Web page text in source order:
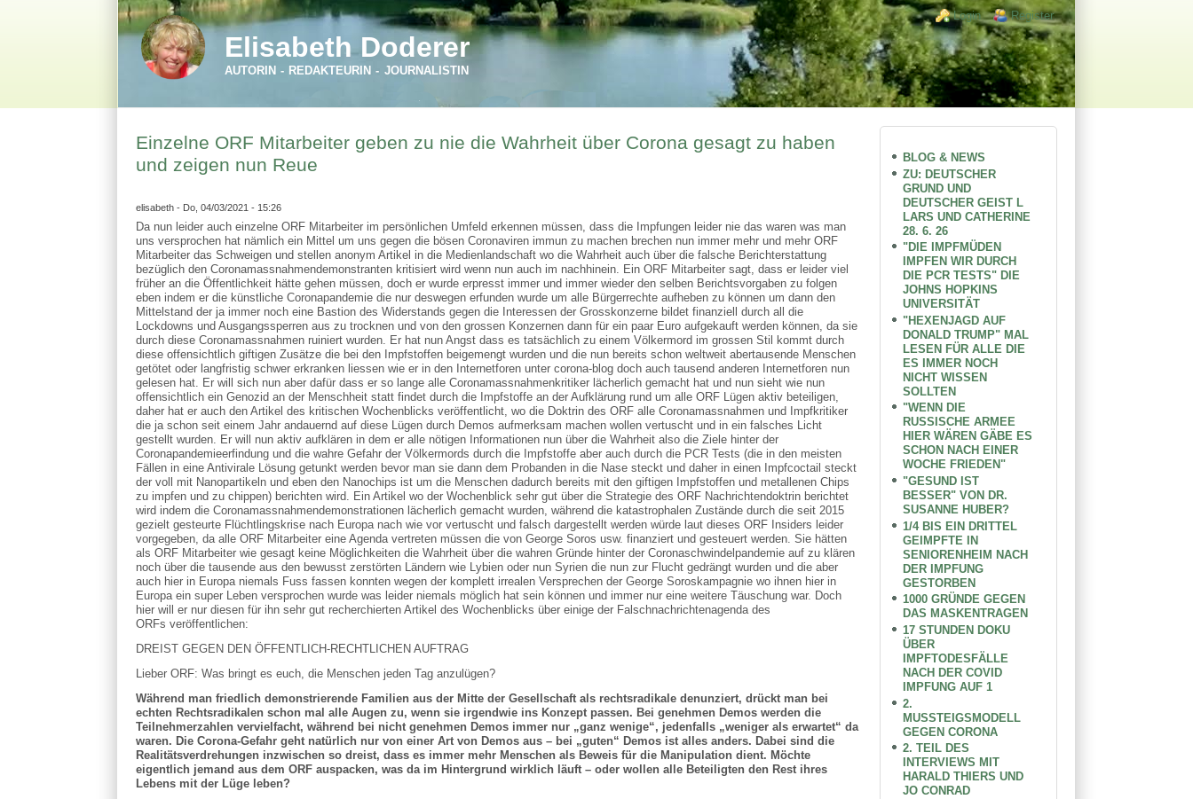
Login links
Login Register
Elisabeth Doderer
AUTORIN - REDAKTEURIN - JOURNALISTIN
Einzelne ORF Mitarbeiter geben zu nie die Wahrheit über Corona gesagt zu haben
und zeigen nun Reue
elisabeth- Do, 04/03/2021 - 15:26
Da nun leider auch einzelne ORF Mitarbeiter im persönlichen Umfeld erkennen müssen, dass die Impfungen leider nie das waren was man
uns versprochen hat nämlich ein Mittel um uns gegen die bösen Coronaviren immun zu machen brechen nun immer mehr und mehr ORF
Mitarbeiter das Schweigen und stellen anonym Artikel in die Medienlandschaft wo die Wahrheit auch über die falsche Berichterstattung
bezüglich den Coronamassnahmendemonstranten kritisiert wird wenn nun auch im nachhinein. Ein ORF Mitarbeiter sagt, dass er leider viel
früher an die Öffentlichkeit hätte gehen müssen, doch er wurde erpresst immer und immer wieder den selben Berichtsvorgaben zu folgen
eben indem er die künstliche Coronapandemie die nur deswegen erfunden wurde um alle Bürgerrechte aufheben zu können um dann den
Mittelstand der ja immer noch eine Bastion des Widerstands gegen die Interessen der Grosskonzerne bildet finanziell durch all die
Lockdowns und Ausgangssperren aus zu trocknen und von den grossen Konzernen dann für ein paar Euro aufgekauft werden können, da sie
durch diese Coronamassnahmen ruiniert wurden. Er hat nun Angst dass es tatsächlich zu einem Völkermord im grossen Stil kommt durch
diese offensichtlich giftigen Zusätze die bei den Impfstoffen beigemengt wurden und die nun bereits schon weltweit abertausende Menschen
getötet oder langfristig schwer erkranken liessen wie er in den Internetforen unter corona-blog doch auch tausend anderen Internetforen nun
gelesen hat. Er will sich nun aber dafür dass er so lange alle Coronamassnahmenkritiker lächerlich gemacht hat und nun sieht wie nun
offensichtlich ein Genozid an der Menschheit statt findet durch die Impfstoffe an der Aufklärung rund um alle ORF Lügen aktiv beteiligen,
daher hat er auch den Artikel des kritischen Wochenblicks veröffentlicht, wo die Doktrin des ORF alle Coronamassnahmen und Impfkritiker
die ja schon seit einem Jahr andauernd auf diese Lügen durch Demos aufmerksam machen wollen vertuscht und in ein falsches Licht
gestellt wurden. Er will nun aktiv aufklären in dem er alle nötigen Informationen nun über die Wahrheit also die Ziele hinter der
Coronapandemieerfindung und die wahre Gefahr der Völkermords durch die Impfstoffe aber auch durch die PCR Tests (die in den meisten
Fällen in eine Antivirale Lösung getunkt werden bevor man sie dann dem Probanden in die Nase steckt und daher in einen Impfcoctail steckt
der voll mit Nanopartikeln und eben den Nanochips ist um die Menschen dadurch bereits mit den giftigen Impfstoffen und metallenen Chips
zu impfen und zu chippen) berichten wird. Ein Artikel wo der Wochenblick sehr gut über die Strategie des ORF Nachrichtendoktrin berichtet
wird indem die Coronamassnahmendemonstrationen lächerlich gemacht wurden, während die katastrophalen Zustände durch die seit 2015
gezielt gesteurte Flüchtlingskrise nach Europa nach wie vor vertuscht und falsch dargestellt werden würde laut dieses ORF Insiders leider
vorgegeben, da alle ORF Mitarbeiter eine Agenda vertreten müssen die von George Soros usw. finanziert und gesteuert werden. Sie hätten
als ORF Mitarbeiter wie gesagt keine Möglichkeiten die Wahrheit über die wahren Gründe hinter der Coronaschwindelpandemie auf zu klären
noch über die tausende aus den bewusst zerstörten Ländern wie Lybien oder nun Syrien die nun zur Flucht gedrängt wurden und die aber
auch hier in Europa niemals Fuss fassen konnten wegen der komplett irrealen Versprechen der George Soroskampagnie wo ihnen hier in
Europa ein super Leben versprochen wurde was leider niemals möglich hat sein können und immer nur eine weitere Täuschung war. Doch
hier will er nur diesen für ihn sehr gut recherchierten Artikel des Wochenblicks über einige der Falschnachrichtenagenda des
ORFs veröffentlichen:
DREIST GEGEN DEN ÖFFENTLICH-RECHTLICHEN AUFTRAG
Lieber ORF: Was bringt es euch, die Menschen jeden Tag anzulügen?
Während man friedlich demonstrierende Familien aus der Mitte der Gesellschaft als rechtsradikale denunziert, drückt man bei
echten Rechtsradikalen schon mal alle Augen zu, wenn sie irgendwie ins Konzept passen. Bei genehmen Demos werden die
Teilnehmerzahlen vervielfacht, während bei nicht genehmen Demos immer nur „ganz wenige“, jedenfalls „weniger als erwartet“ da
waren. Die Corona-Gefahr geht natürlich nur von einer Art von Demos aus – bei „guten“ Demos ist alles anders. Dabei sind die
Realitätsverdrehungen inzwischen so dreist, dass es immer mehr Menschen als Beweis für die Manipulation dient. Möchte
eigentlich jemand aus dem ORF auspacken, was da im Hintergrund wirklich läuft – oder wollen alle Beteiligten den Rest ihres
Lebens mit der Lüge leben?
BLOG & NEWS
ZU: DEUTSCHER
GRUND UND
DEUTSCHER GEIST L
LARS UND CATHERINE
28. 6. 26
"DIE IMPFMÜDEN
IMPFEN WIR DURCH
DIE PCR TESTS" DIE
JOHNS HOPKINS
UNIVERSITÄT
"HEXENJAGD AUF
DONALD TRUMP" MAL
LESEN FÜR ALLE DIE
ES IMMER NOCH
NICHT WISSEN
SOLLTEN
"WENN DIE
RUSSISCHE ARMEE
HIER WÄREN GÄBE ES
SCHON NACH EINER
WOCHE FRIEDEN"
"GESUND IST
BESSER" VON DR.
SUSANNE HUBER?
1/4 BIS EIN DRITTEL
GEIMPFTE IN
SENIORENHEIM NACH
DER IMPFUNG
GESTORBEN
1000 GRÜNDE GEGEN
DAS MASKENTRAGEN
17 STUNDEN DOKU
ÜBER
IMPFTODESFÄLLE
NACH DER COVID
IMPFUNG AUF 1
2.
MUSSTEIGSMODELL
GEGEN CORONA
2. TEIL DES
INTERVIEWS MIT
HARALD THIERS UND
JO CONRAD